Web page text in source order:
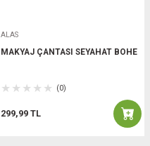
ALAS
MAKYAJ ÇANTASI SEYAHAT BOHE
(0)
299,99 TL